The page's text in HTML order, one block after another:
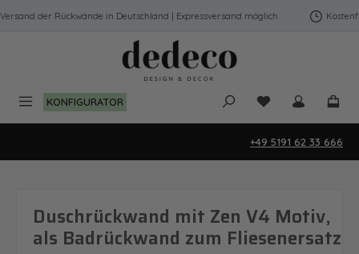
Zum Hauptinhalt springen
der Rückwände in Deutschland | Expressversand möglich
KONFIGURATOR Du hast 0
+49 5191 62 33 666
Duschrückwand mit Zen V4 Motiv,
als Badrückwand zum Fliesenersatz